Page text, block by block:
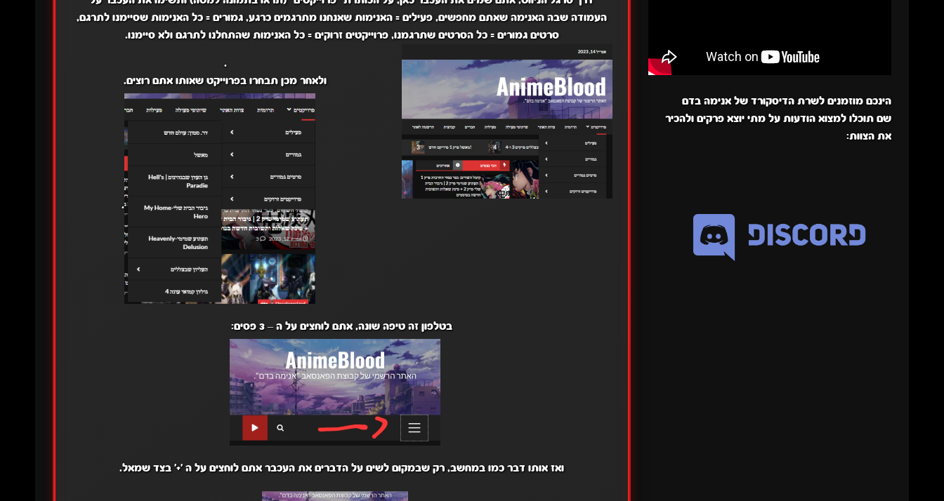
העמודה שבה האנימה שאתם מחפשים, פעילים = האנימות שאנחנו מתרגמים כרגע, גמורים = כל האנימות שסיימנו לתרגם,
סרטים גמורים = כל הסרטים שתרגמנו, פרוייקטים זרוקים = כל האנימות שהתחלנו לתרגם ולא סיימנו.
.
ולאחר מכן תבחרו בפרוייקט שאותו אתם רוצים.
.
בטלפון זה טיפה שונה, אתם לוחצים על ה – 3 פסים:
ואז אותו דבר כמו במחשב, רק שבמקום לשים על הדברים את העכבר אתם לוחצים על ה '+' בצד שמאל.
הינכם מוזמנים לשרת הדיסקורד של אנימה בדם
שם תוכלו למצוא הודעות על מתי יוצא פרקים ולהכיר
את הצוות: